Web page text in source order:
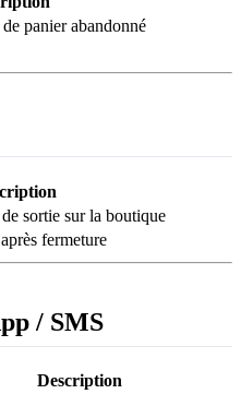
panier abandonné
sortie sur la boutique
fermeture
/ SMS
Description